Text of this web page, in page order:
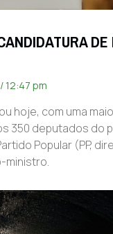
12:47 pm
hoje, com uma
350 deputados do
Popular (PP,
ministro.